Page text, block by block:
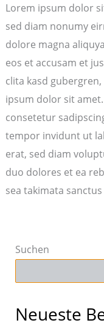
Lorem ipsum dolor
sed diam nonumy
dolore magna
eos et accusam et
clita kasd
ipsum dolor sit
consetetur
tempor invidunt ut
erat, sed diam
duo dolores et ea
sea takimata
Suchen
Neueste